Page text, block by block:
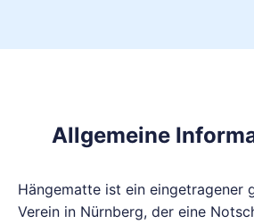
Allgemeine
Hängematte ist ein eingetragener
Verein in Nürnberg, der eine